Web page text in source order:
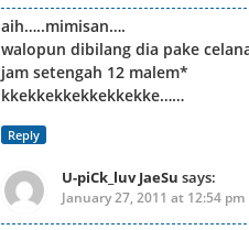
aih…..mimisan….
walopun dibilang dia pake
jam setengah 12 malem*
kkekkekkekkekkekke……
Reply
U-piCk_luv JaeSu says:
January 27, 2011 at 12:54 pm